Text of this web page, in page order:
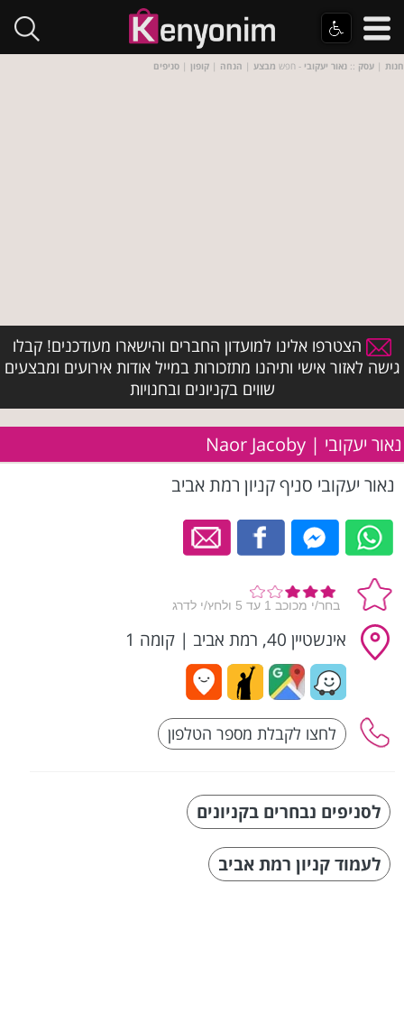
חנות | עסק :: נאור יעקובי - חפש מבצע | הנחה | קופון | סניפים
הצטרפו אלינו למועדון החברים והישארו מעודכנים! קבלו
גישה לאזור אישי ותיהנו מתזכורות במייל אודות אירועים ומבצעים
שווים בקניונים ובחנויות
נאור יעקובי | Naor Jacoby
נאור יעקובי סניף קניון רמת אביב
אינשטיין 40, רמת אביב | קומה 1
לסניפים נבחרים בקניונים
לעמוד קניון רמת אביב